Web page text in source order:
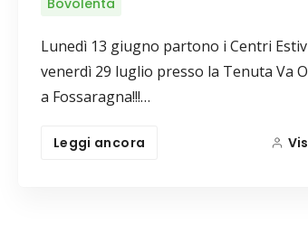
Bovolenta
Lunedì 13 giugno partono i Centri
venerdì 29 luglio presso la Tenuta Va
a Fossaragna!!!…
Leggi ancora